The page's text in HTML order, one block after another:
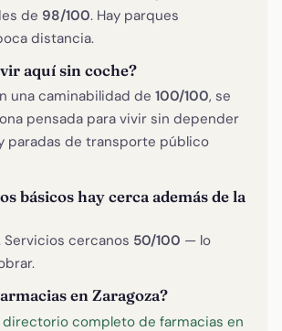
de 98/100. Hay parques
distancia.
aquí sin coche?
una caminabilidad de 100/100, se
pensada para vivir sin depender
paradas de transporte público
básicos hay cerca además de la
Servicios cercanos 50/100 — lo
en Zaragoza?
directorio completo de farmacias en